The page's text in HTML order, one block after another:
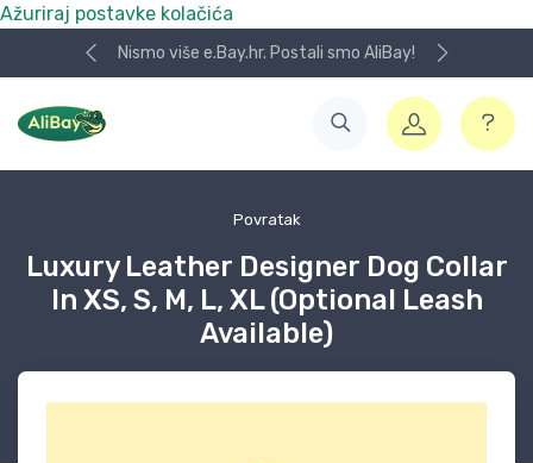
Ažuriraj postavke kolačića
Nismo više e.Bay.hr. Postali smo AliBay!
Povratak
Luxury Leather Designer Dog Collar
In XS, S, M, L, XL (Optional Leash
Available)